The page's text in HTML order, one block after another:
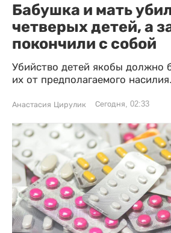
Бабушка и мать
четверых детей, а
покончили с собой
Убийство детей якобы должно
их от предполагаемого насилия.
Анастасия Цирулик Сегодня, 02:33